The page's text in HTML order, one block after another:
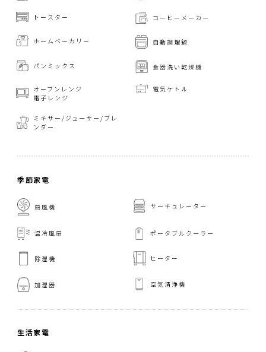
トースター コーヒーメーカー
ホームベーカリー 自動調理鍋
パンミックス 食器洗い乾燥機
オーブンレンジ
電子レンジ
電気ケトル
ミキサー/ジューサー/ ブレ
ンダー
季節家電
扇風機 サーキュレーター
温冷風扇 ポータブルクーラー
除湿機 ヒーター
加湿器 空気清浄機
生活家電